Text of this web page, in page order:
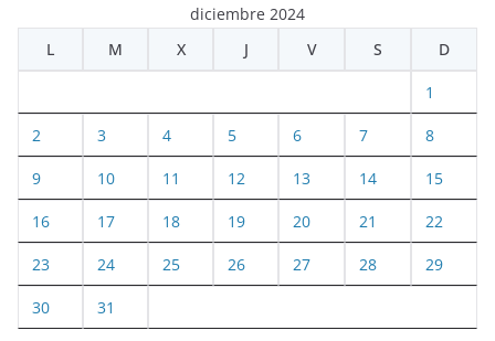
diciembre 2024
L
M X J V S D
1
2 3 4 5 6 7 8
9 10 11 12 13 14 15
16 17 18 19 20 21 22
23 24 25 26 27 28 29
30 31